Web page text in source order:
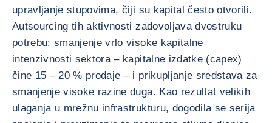
upravljanje stupovima, čiji su kapital često otvorili.
Autsourcing tih aktivnosti zadovoljava dvostruku
potrebu: smanjenje vrlo visoke kapitalne
intenzivnosti sektora – kapitalne izdatke (capex)
čine 15 – 20 % prodaje – i prikupljanje sredstava za
smanjenje visoke razine duga. Kao rezultat velikih
ulaganja u mrežnu infrastrukturu, dogodila se serija